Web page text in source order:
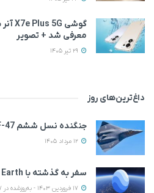
معرفی شد + تصویر
داغ‌ترین‌های روز
جنگنده نسل ششم F-47 در مسیر نخستین پرواز
سفر به گذشته با Google Earth